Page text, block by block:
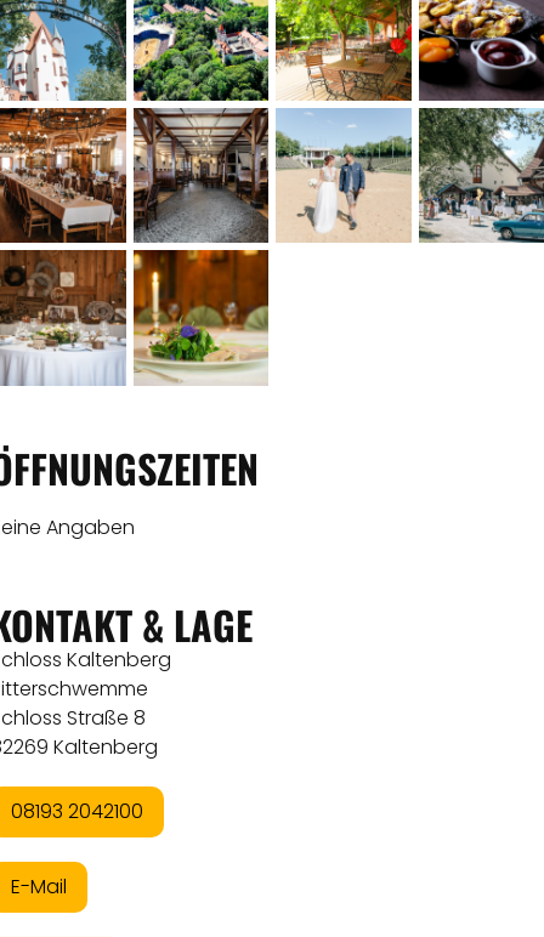
Angaben
& LAGE
Kaltenberg
Straße 8
Kaltenberg
08193 2042100
E-Mail